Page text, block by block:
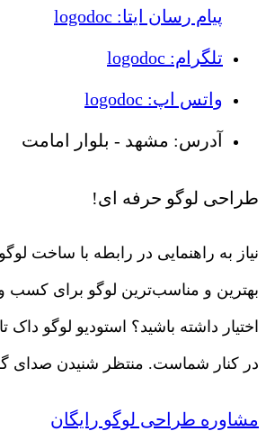
پیام رسان ایتا: logodoc
تلگرام: logodoc
واتس اپ: logodoc
آدرس: مشهد - بلوار امامت
طراحی لوگو حرفه ای!
نیاز به راهنمایی در رابطه با ساخت
بهترین و مناسب‌ترین لوگو برای کسب و
اختیار داشته باشید؟ استودیو لوگو
در کنار شماست. منتظر شنیدن صدای
مشاوره طراحی لوگو رایگان